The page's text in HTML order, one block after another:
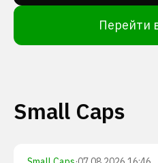
Перейти
Small Caps